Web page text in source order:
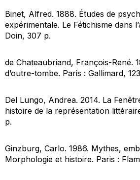
Binet, Alfred. 1888. Études de
expérimentale. Le Fétichisme dans
Doin, 307 p.
de Chateaubriand, François-René.
d’outre-tombe. Paris : Gallimard,
Del Lungo, Andrea. 2014. La
histoire de la représentation
p.
Ginzburg, Carlo. 1986. Mythes,
Morphologie et histoire. Paris :